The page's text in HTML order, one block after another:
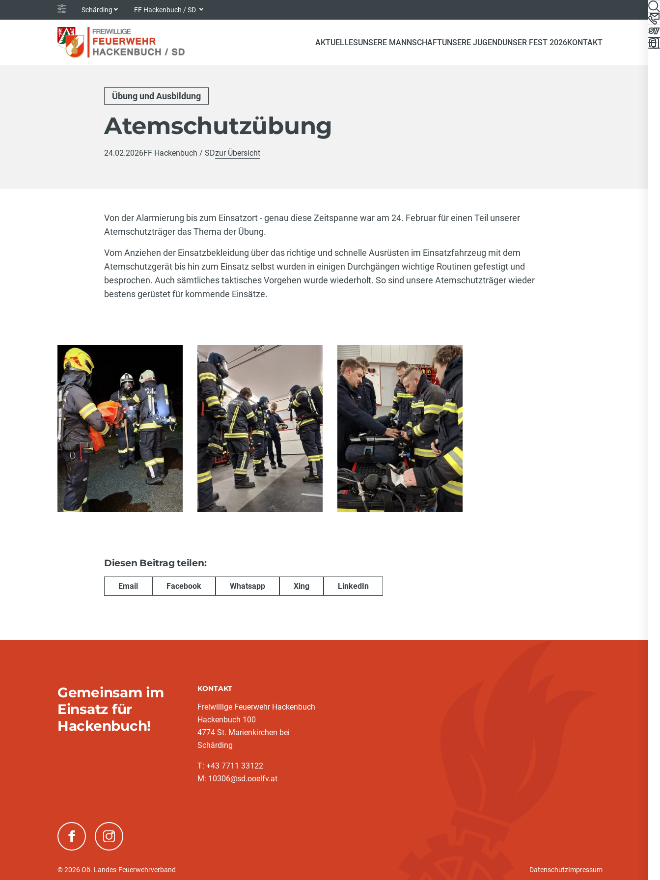
Schärding FF Hackenbuch / SD
AKTUELLESUNSERE MANNSCHAFTUNSERE JUGENDUNSER FEST 2026KONTAKT
Übung und Ausbildung
Atemschutzübung
24.02.2026FF Hackenbuch / SDzur Übersicht
Von der Alarmierung bis zum Einsatzort - genau diese Zeitspanne war am 24. Februar für einen Teil unserer
Atemschutzträger das Thema der Übung.
Vom Anziehen der Einsatzbekleidung über das richtige und schnelle Ausrüsten im Einsatzfahrzeug mit dem
Atemschutzgerät bis hin zum Einsatz selbst wurden in einigen Durchgängen wichtige Routinen gefestigt und
besprochen. Auch sämtliches taktisches Vorgehen wurde wiederholt. So sind unsere Atemschutzträger wieder
bestens gerüstet für kommende Einsätze.
Diesen Beitrag teilen:
Email Facebook Whatsapp Xing LinkedIn
Gemeinsam im
Einsatz für
Hackenbuch!
KONTAKT
Freiwillige Feuerwehr Hackenbuch
Hackenbuch 100
4774 St. Marienkirchen bei
Schärding
T: +43 7711 33122
M: 10306@sd.ooelfv.at
(neues Fenster)(neues Fenster)
© 2026 Oö. Landes-Feuerwehrverband DatenschutzImpressum